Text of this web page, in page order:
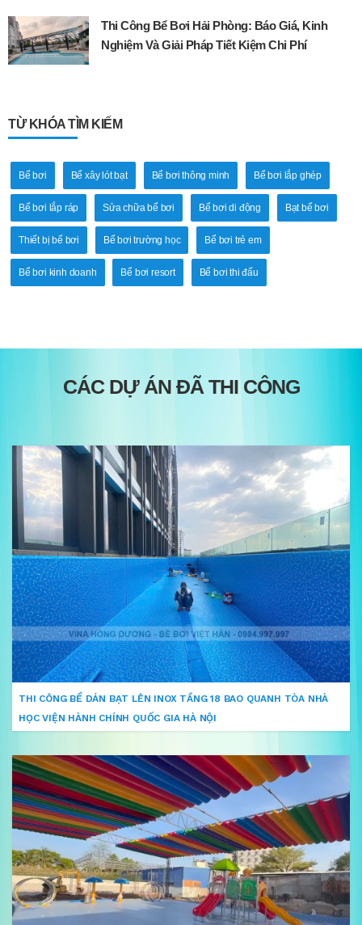
Thi Công Bể Bơi Hải Phòng: Báo Giá, Kinh
Nghiệm Và Giải Pháp Tiết Kiệm Chi Phí
TỪ KHÓA TÌM KIẾM
Bể bơi Bể xây lót bạt Bể bơi thông minh Bể bơi lắp ghép
Bể bơi lắp ráp Sửa chữa bể bơi Bể bơi di động Bạt bể bơi
Thiết bị bể bơi Bể bơi trường học Bể bơi trẻ em
Bể bơi kinh doanh Bể bơi resort Bể bơi thi đấu
CÁC DỰ ÁN ĐÃ THI CÔNG
THI CÔNG BỂ DÁN BẠT LÊN INOX TẦNG 18 BAO QUANH TÒA NHÀ
HỌC VIỆN HÀNH CHÍNH QUỐC GIA HÀ NỘI